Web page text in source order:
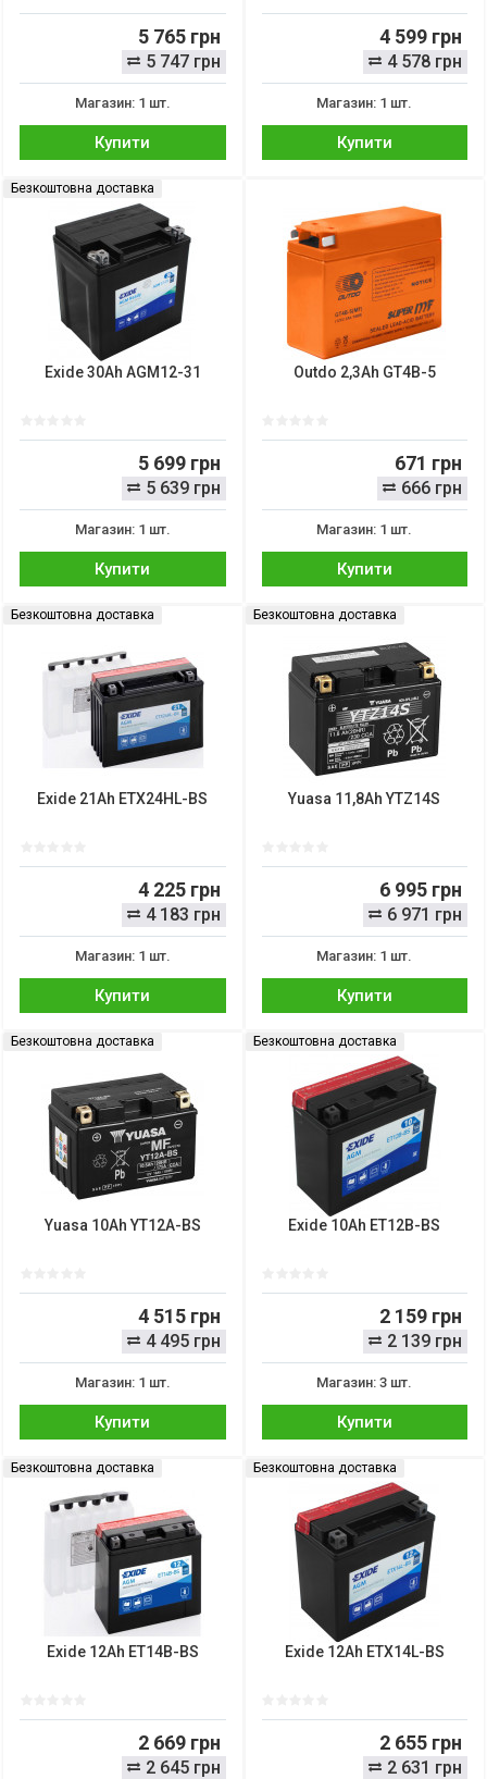
5 765 грн
5 747 грн
Магазин: 1 шт.
Купити
4 599 грн
4 578 грн
Магазин: 1 шт.
Купити
Безкоштовна доставка
Exide 30Ah AGM12-31
5 699 грн
5 639 грн
Магазин: 1 шт.
Купити
Outdo 2,3Ah GT4B-5
671 грн
666 грн
Магазин: 1 шт.
Купити
Безкоштовна доставка
Exide 21Ah ETX24HL-BS
4 225 грн
4 183 грн
Магазин: 1 шт.
Купити
Безкоштовна доставка
Yuasa 11,8Ah YTZ14S
6 995 грн
6 971 грн
Магазин: 1 шт.
Купити
Безкоштовна доставка
Yuasa 10Ah YT12A-BS
4 515 грн
4 495 грн
Магазин: 1 шт.
Купити
Безкоштовна доставка
Exide 10Ah ET12B-BS
2 159 грн
2 139 грн
Магазин: 3 шт.
Купити
Безкоштовна доставка
Exide 12Ah ET14B-BS
2 669 грн
2 645 грн
Безкоштовна доставка
Exide 12Ah ETX14L-BS
2 655 грн
2 631 грн